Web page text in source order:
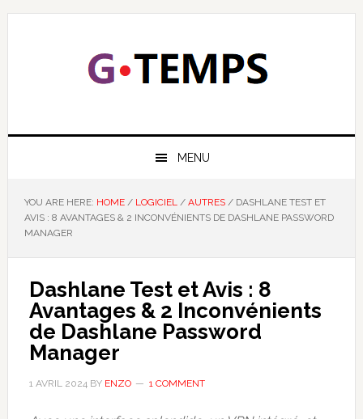
Skip
Skip
Skip
Skip
GTEMPS
MENU
YOU ARE HERE: HOME / LOGICIEL / AUTRES /DASHLANE TEST ET
AVIS : 8 AVANTAGES & 2 INCONVÉNIENTS DE DASHLANE PASSWORD
MANAGER
Dashlane Test et Avis : 8
Avantages & 2 Inconvénients
de Dashlane Password
Manager
1 AVRIL 2024BY ENZO 1 COMMENT